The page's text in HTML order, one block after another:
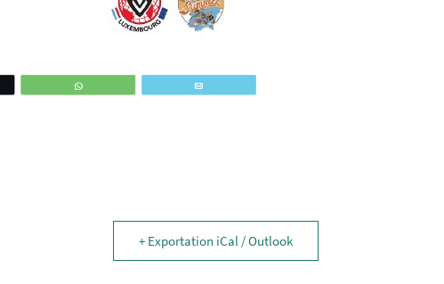
+ Exportation iCal / Outlook